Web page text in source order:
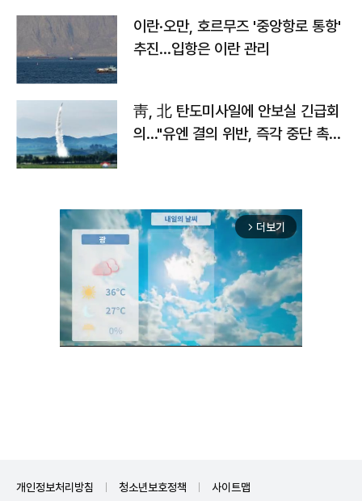
이란·오만, 호르무즈 '중앙항로 통항'
추진…입항은 이란 관리
靑, 北 탄도미사일에 안보실 긴급회
의…"유엔 결의 위반, 즉각 중단 촉
arrow_forward_ios 더보기
개인정보처리방침 청소년보호정책 사이트맵